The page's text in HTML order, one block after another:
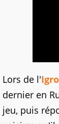
Lors de l'
dernier en
jeu, puis